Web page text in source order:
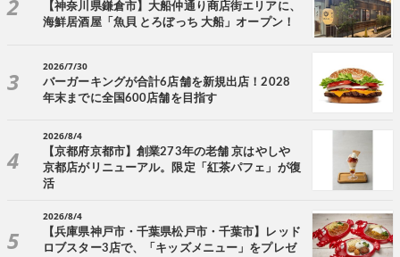
【神奈川県鎌倉市】大船仲通り商店街エリアに、
海鮮居酒屋「魚貝 とろぼっち 大船」オープン！
2026/7/30
バーガーキングが合計6店舗を新規出店！2028
年末までに全国600店舗を目指す
2026/8/4
【京都府京都市】創業273年の老舗 京はやしや
京都店がリニューアル。限定「紅茶パフェ」が復
活
2026/8/4
【兵庫県神戸市・千葉県松戸市・千葉市】レッド
ロブスター3店で、「キッズメニュー」をプレゼ